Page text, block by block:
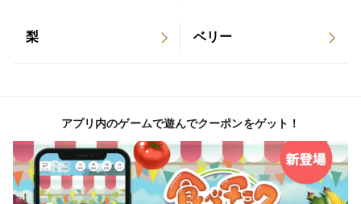
梨 ベリー
アプリ内のゲームで遊んでクーポンをゲット！